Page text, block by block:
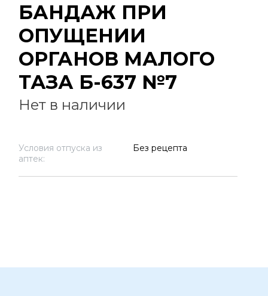
БАНДАЖ ПРИ
ОПУЩЕНИИ
ОРГАНОВ МАЛОГО
ТАЗА Б-637 №7
Нет в наличии
Условия отпуска из
аптек:
Без рецепта